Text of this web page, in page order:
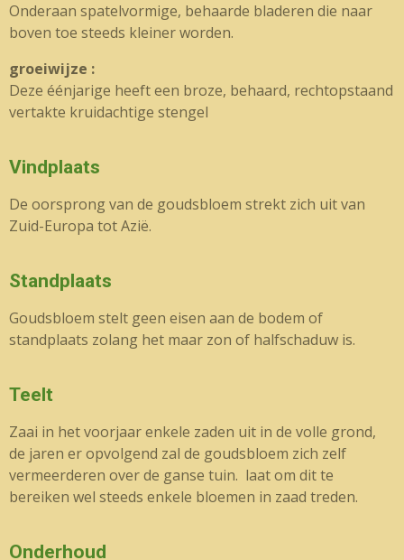
Onderaan spatelvormige, behaarde bladeren die naar
boven toe steeds kleiner worden.
groeiwijze :
Deze éénjarige heeft een broze, behaard, rechtopstaand
vertakte kruidachtige stengel
Vindplaats
De oorsprong van de goudsbloem strekt zich uit van
Zuid-Europa tot Azië.
Standplaats
Goudsbloem stelt geen eisen aan de bodem of
standplaats zolang het maar zon of halfschaduw is.
Teelt
Zaai in het voorjaar enkele zaden uit in de volle grond,
de jaren er opvolgend zal de goudsbloem zich zelf
vermeerderen over de ganse tuin. laat om dit te
bereiken wel steeds enkele bloemen in zaad treden.
Onderhoud